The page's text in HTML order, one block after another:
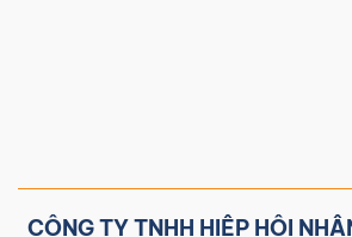
CÔNG TY TNHH HIỆP HỘI